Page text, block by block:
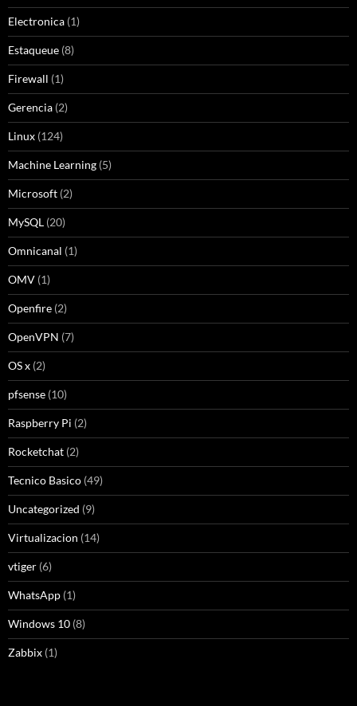
Electronica (1)
Estaqueue (8)
Firewall (1)
Gerencia (2)
Linux (124)
Machine Learning (5)
Microsoft (2)
MySQL (20)
Omnicanal (1)
OMV (1)
Openfire (2)
OpenVPN (7)
OS x (2)
pfsense (10)
Raspberry Pi (2)
Rocketchat (2)
Tecnico Basico (49)
Uncategorized (9)
Virtualizacion (14)
vtiger (6)
WhatsApp (1)
Windows 10 (8)
Zabbix (1)